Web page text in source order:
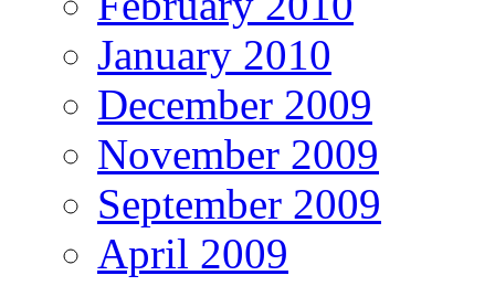
January 2010
December 2009
November 2009
September 2009
April 2009